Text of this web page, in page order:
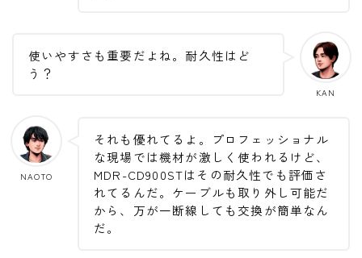
KAN
使いやすさも重要だよね。耐久性はど
う？
NAOTO
それも優れてるよ。プロフェッショナル
な現場では機材が激しく使われるけど、
MDR-CD900STはその耐久性でも評価さ
れてるんだ。ケーブルも取り外し可能だ
から、万が一断線しても交換が簡単なん
だ。